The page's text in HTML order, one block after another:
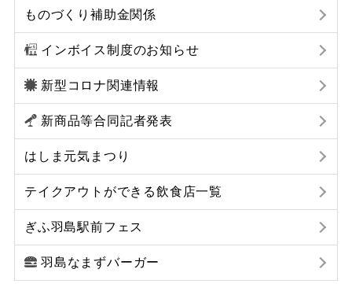
ものづくり補助金関係
インボイス制度のお知らせ
新型コロナ関連情報
新商品等合同記者発表
はしま元気まつり
テイクアウトができる飲食店一覧
ぎふ羽島駅前フェス
羽島なまずバーガー